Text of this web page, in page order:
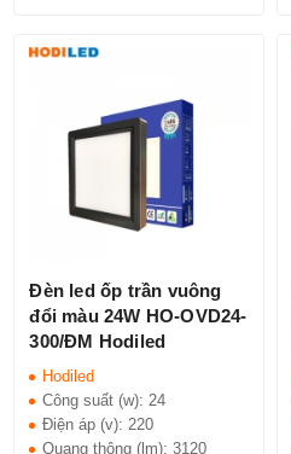
Đèn led ốp trần vuông
đổi màu 24W HO-OVD24-
300/ĐM Hodiled
Hodiled
Công suất (w):24
Điện áp (v):220
Quang thông (lm):3120